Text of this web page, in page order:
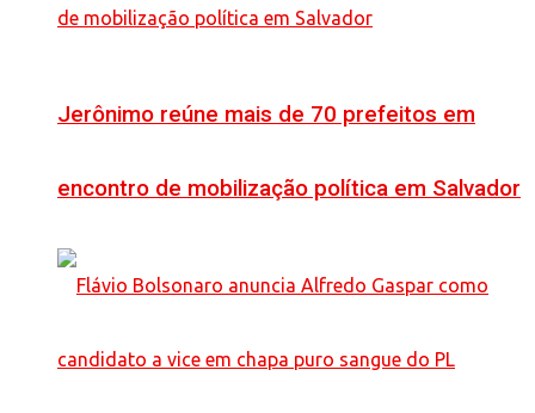
Jerônimo reúne mais de 70 prefeitos em
encontro de mobilização política em Salvador